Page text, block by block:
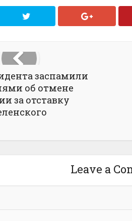
заспамили
об отмене
за отставку
Leave a